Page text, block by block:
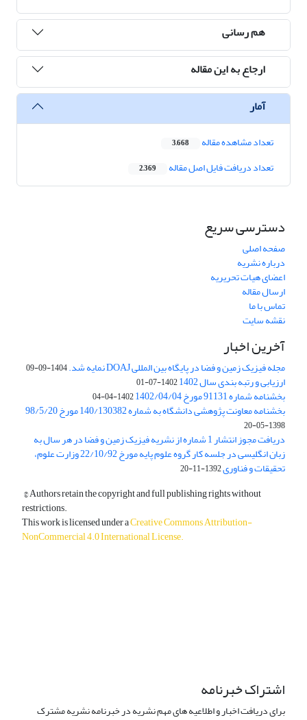
هم رسانی
ارجاع به این مقاله
آمار
تعداد مشاهده مقاله 3,668
تعداد دریافت فایل اصل مقاله 2,369
دسترسی سریع
صفحه اصلی
درباره نشریه
اعضای هیات تحریریه
ارسال مقاله
تماس با ما
نقشه سایت
آخرین اخبار
مجله فیزیک زمین و فضا در پایگاه بین المللی DOAJ نمایه شد. 1404-09-09
ارزیابی و رتبه بندی سال 1402 1402-07-01
بخشنامه شماره 91131 مورخ 1402/04/04 1402-04-04
بخشنامه معاونت پژوهشی دانشگاه به شماره 140/130382 مورخ 98/5/20
1398-05-20
دریافت مجوز انتشار 1 شماره از نشریه فیزیک زمین و فضا در هر سال به
زبان انگلیسی در جلسه کار گروه علوم پایه مورخ 22/10/92 وزارت علوم،
تحقیقات و فناوری1392-11-20
© Authors retain the copyright and full publishing rights without
restrictions.
This work is licensed under aCreative Commons Attribution-
NonCommercial 4.0 International License.
اشتراک خبرنامه
برای دریافت اخبار و اطلاعیه های مهم نشریه در خبرنامه نشریه مشترک